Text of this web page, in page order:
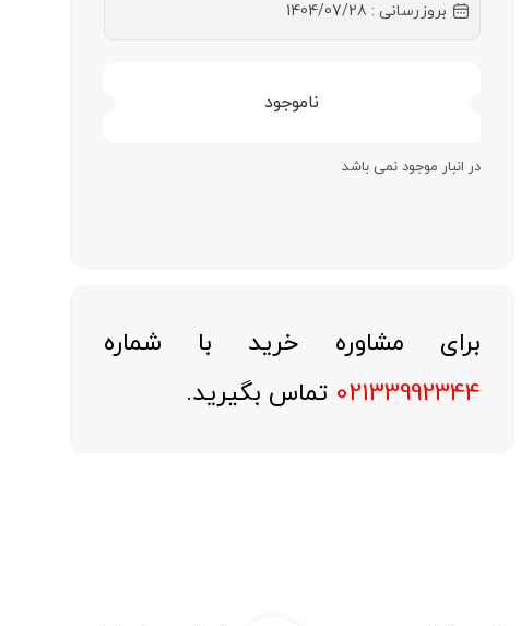
بروزرسانی : 1404/07/28
ناموجود
در انبار موجود نمی باشد
برای مشاوره خرید با شماره
02133992344 تماس بگیرید.